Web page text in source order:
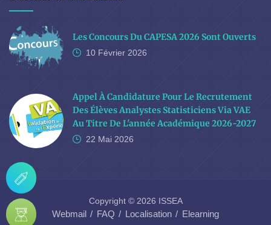
Les Concours Du CAPESA 2026 Sont Ouverts
10 Février 2026
Appel À Candidature Pour Le Recrutement
Des Élèves Analystes Statisticiens Via VAE
Au Titre De L'année Académique 2026-2027
22 Mai 2026
Copyright © 2026 ISSEA
Webmail FAQ Localisation Elearning